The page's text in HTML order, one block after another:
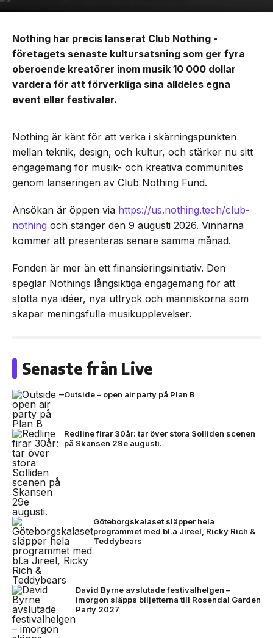
Nothing har precis lanserat Club Nothing -
företagets senaste kultursatsning som ger fyra
oberoende kreatörer inom musik 10 000 dollar
vardera för att förverkliga sina alldeles egna
event eller festivaler.
Nothing är känt för att verka i skärningspunkten
mellan teknik, design, och kultur, och stärker nu sitt
engagemang för musik- och kreativa communities
genom lanseringen av Club Nothing Fund.
Ansökan är öppen via https://us.nothing.tech/club-
nothing och stänger den 9 augusti 2026. Vinnarna
kommer att presenteras senare samma månad.
Fonden är mer än ett finansieringsinitiativ. Den
speglar Nothings långsiktiga engagemang för att
stötta nya idéer, nya uttryck och människorna som
skapar meningsfulla musikupplevelser.
Senaste från Live
Outside – open air party på Plan B
Redline firar 30år: tar över stora Solliden scenen
på Skansen 29e augusti.
Göteborgskalaset släpper hela
programmet med bl.a Jireel, Ricky Rich &
Teddybears
David Byrne avslutade festivalhelgen –
imorgon släpps biljetterna till Rosendal Garden
Party 2027